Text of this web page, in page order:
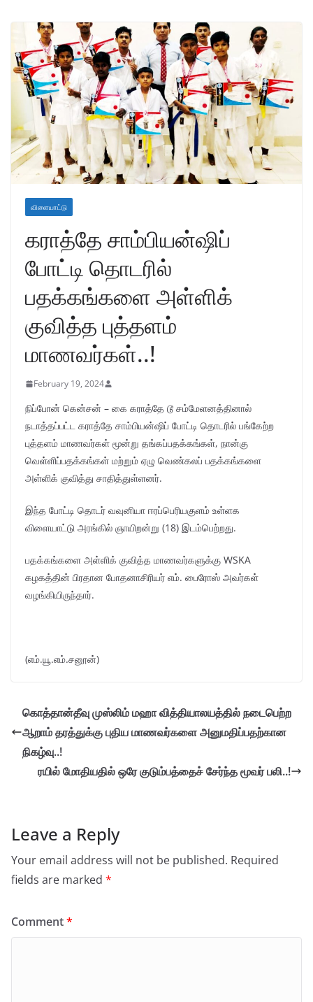
விளையாட்டு
கராத்தே சாம்பியன்ஷிப்
போட்டி தொடரில்
பதக்கங்களை அள்ளிக்
குவித்த புத்தளம்
மாணவர்கள்..!
February 19, 2024
நிப்போன் கென்சன் – கை கராத்தே டூ சம்மேளனத்தினால்
நடாத்தப்பட்ட கராத்தே சாம்பியன்ஷிப் போட்டி தொடரில் பங்கேற்ற
புத்தளம் மாணவர்கள் மூன்று தங்கப்பதக்கங்கள், நான்கு
வெள்ளிப்பதக்கங்கள் மற்றும் ஏழு வெண்கலப் பதக்கங்களை
அள்ளிக் குவித்து சாதித்துள்ளனர்.
இந்த போட்டி தொடர் வவுனியா ஈரப்பெரியகுளம் உள்ளக
விளையாட்டு அரங்கில் ஞாயிறன்று (18) இடம்பெற்றது.
பதக்கங்களை அள்ளிக் குவித்த மாணவர்களுக்கு WSKA
கழகத்தின் பிரதான போதனாசிரியர் எம். பைரோஸ் அவர்கள்
வழங்கியிருந்தார்.
(எம்.யூ.எம்.சனூன்)
கொத்தான்தீவு முஸ்லிம் மஹா வித்தியாலயத்தில் நடைபெற்ற
ஆறாம் தரத்துக்கு புதிய மாணவர்களை அனுமதிப்பதற்கான
நிகழ்வு..!
ரயில் மோதியதில் ஒரே குடும்பத்தைச் சேர்ந்த மூவர் பலி..!
Leave a Reply
Your email address will not be published. Required
fields are marked *
Comment*